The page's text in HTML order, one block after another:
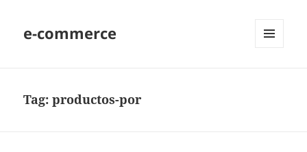
e-commerce
Tag:productos-por